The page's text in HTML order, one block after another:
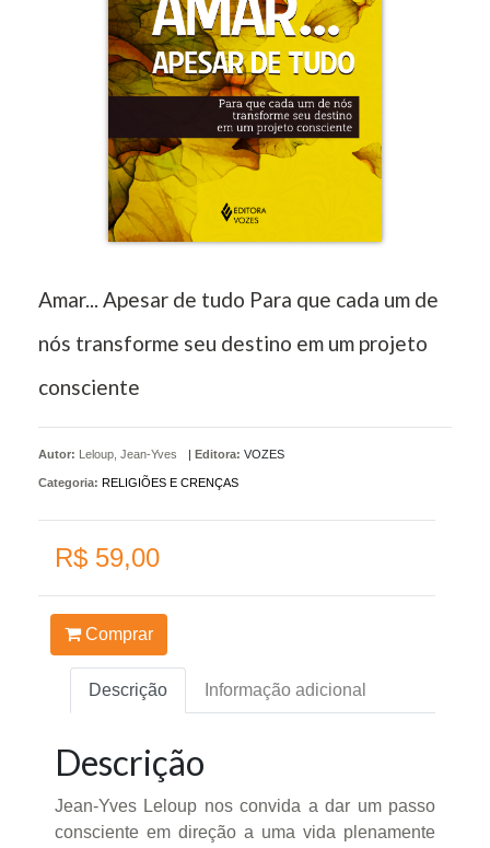
Amar... Apesar de tudo Para que cada um de
nós transforme seu destino em um projeto
consciente
Autor: Leloup, Jean-Yves | Editora: VOZES
Categoria: RELIGIÕES E CRENÇAS
R$ 59,00
Comprar
Descrição Informação adicional
Descrição
Jean-Yves Leloup nos convida a dar um passo
consciente em direção a uma vida plenamente